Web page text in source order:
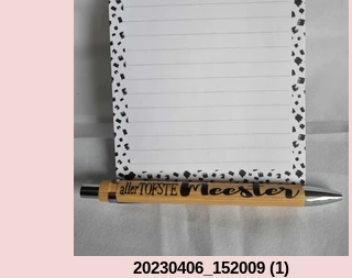
20230406_152009 (1)